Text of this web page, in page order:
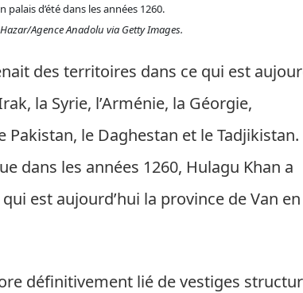
palais d’été dans les années 1260.
Agence Anadolu via Getty Images.
des territoires dans ce qui est
la Syrie, l’Arménie, la Géorgie,
Pakistan, le Daghestan et le Tadjikistan.
dans les années 1260, Hulagu Khan a
est aujourd’hui la province de Van en
définitivement lié de vestiges